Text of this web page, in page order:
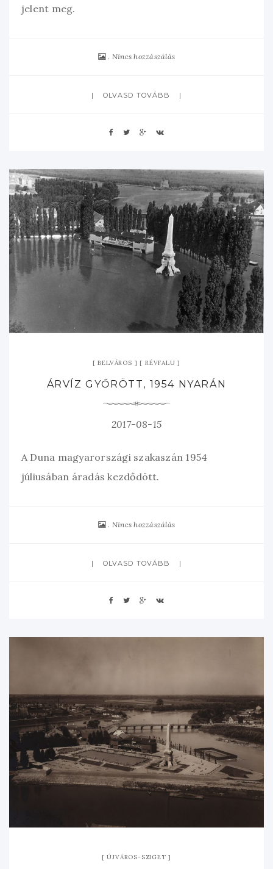
jelent meg.
Nincs hozzászálás
OLVASD TOVÁBB
BELVÁROS RÉVFALU
ÁRVÍZ GYŐRÖTT, 1954 NYARÁN
2017-08-15
A Duna magyarországi szakaszán 1954
júliusában áradás kezdődött.
Nincs hozzászálás
OLVASD TOVÁBB
ÚJVÁROS-SZIGET